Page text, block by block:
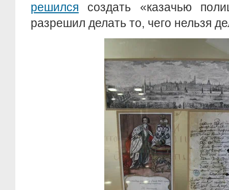
решился создать «казачью
разрешил делать то, чего нельзя